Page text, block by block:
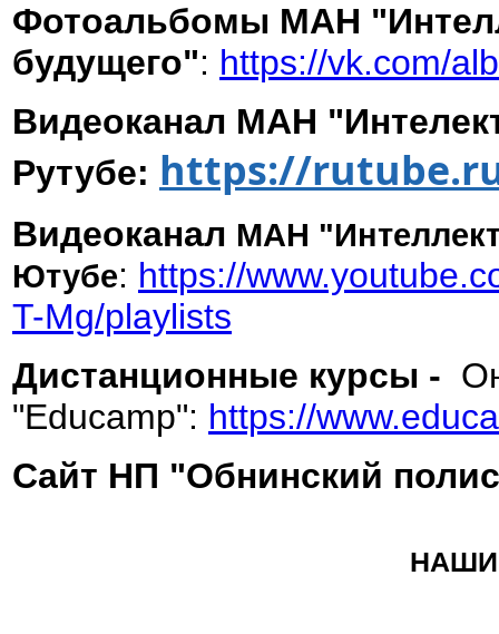
Фотоальбомы МАН
будущего": https://vk.com/
Видеоканал МАН
Рутубе: https://
Видеоканал МАН
Ютубе: https://
T-Mg/playlists
Дистанционные курсы -
"Educamp": https://
Сайт НП "Обнинский
НАШИ